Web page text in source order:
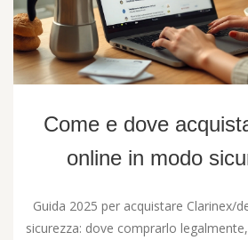
Come e dove
online in modo
Guida 2025 per acquistare Clarinex/
sicurezza: dove comprarlo